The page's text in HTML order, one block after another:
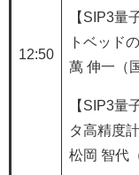
12:50
【SIP3量
トベッド
萬 伸一（
【SIP3量
タ高精度
松岡 智代